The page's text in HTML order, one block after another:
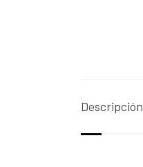
Descripción